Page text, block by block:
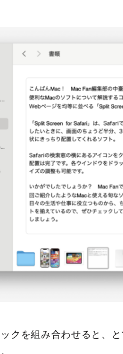
クを組み合わせると、